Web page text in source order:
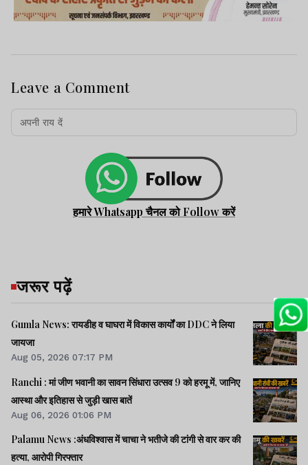
Leave a Comment
हमारे Whatsapp चैनल को Follow करें
जरूर पढ़ें
Gumla News: रायडीह व घाघरा में विकास कार्यों का DDC ने लिया
जायजा
Aug 05, 2026 07:17 PM
Ranchi : मां जीण भवानी का सावन सिंधारा उत्सव 9 को हरमू में, जानिए
आस्था और इतिहास से जुड़ी खास बातें
Aug 06, 2026 01:06 PM
Palamu News :अंधविश्वास में चाचा ने भतीजे की टांगी से वार कर की
हत्या, आरोपी गिरफ्तार